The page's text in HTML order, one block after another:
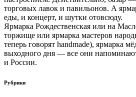
торговых лавок и павильонов. А
еды, и концерт, и шутки отовсюду.
Ярмарка Рождественская или на
торжище или ярмарка мастеров
теперь говорят handmade), ярмарка
выходного дня — все они
и России.
Рубрики